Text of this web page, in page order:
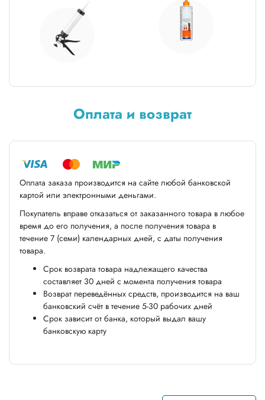
Оплата и возврат
Оплата заказа производится на сайте любой банковской
картой или электронными деньгами.
Покупатель вправе отказаться от заказанного товара в любое
время до его получения, а после получения товара в
течение 7 (семи) календарных дней, с даты получения
товара.
Срок возврата товара надлежащего качества
составляет 30 дней с момента получения товара
Возврат переведённых средств, производится на ваш
банковский счёт в течение 5-30 рабочих дней
Срок зависит от банка, который выдал вашу
банковскую карту